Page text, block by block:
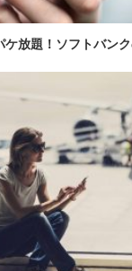
ケ放題！ソフトバン